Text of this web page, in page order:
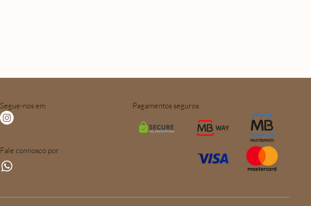
Segue-nos em
Fale connosco por
Pagamentos seguros